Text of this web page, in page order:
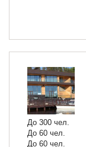
До 300 чел.
До 60 чел.
До 60 чел.